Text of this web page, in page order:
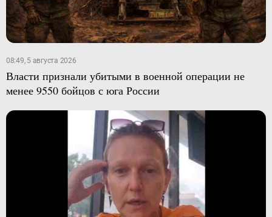
08:49, 5 августа 2026
Власти признали убитыми в военной операции не
менее 9550 бойцов с юга России